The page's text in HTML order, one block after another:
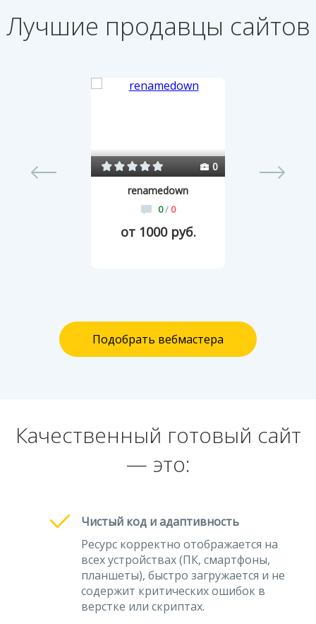
Лучшие продавцы сайтов
0
renamedown
0/ 0
от 1000 руб.
Подобрать вебмастера
Качественный готовый сайт
— это:
Чистый код и адаптивность
Ресурс корректно отображается на
всех устройствах (ПК, смартфоны,
планшеты), быстро загружается и не
содержит критических ошибок в
верстке или скриптах.